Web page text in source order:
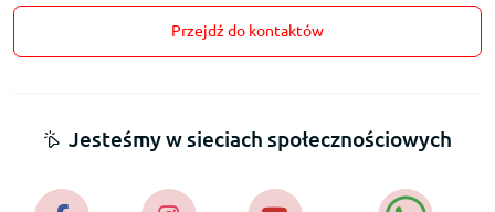
Przejdź do kontaktów
Jesteśmy w sieciach społecznościowych